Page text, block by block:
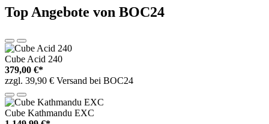
Top Angebote von BOC24
Cube Acid 240
379,00 €*
zzgl. 39,90 € Versand bei BOC24
Cube Kathmandu EXC